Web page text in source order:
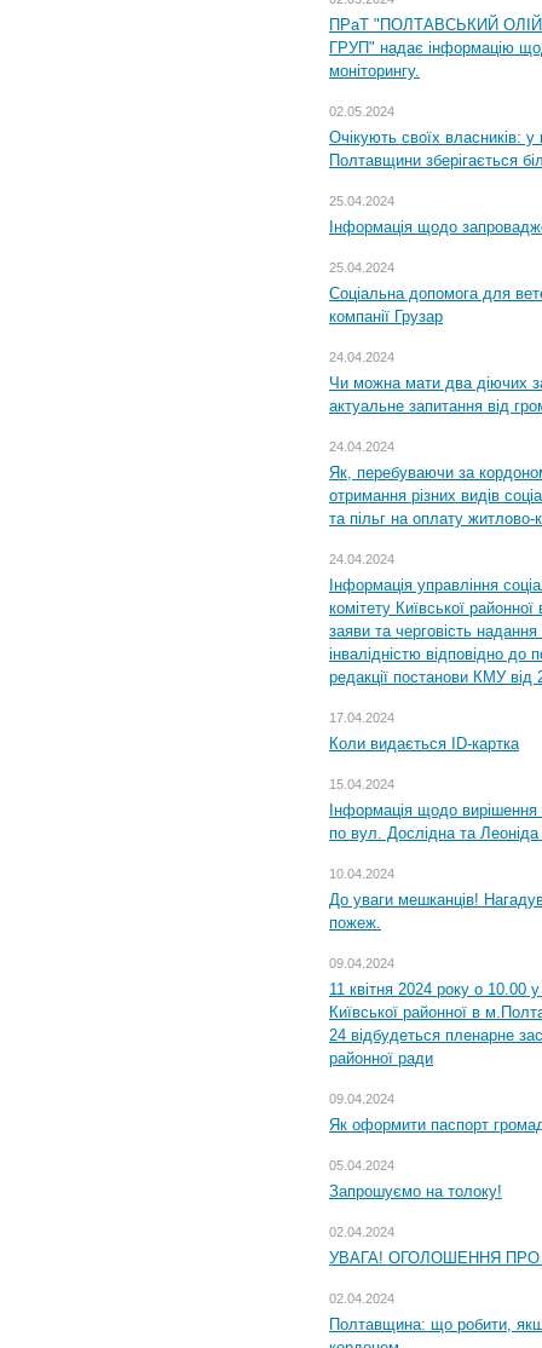
ПРаТ "ПОЛТАВСЬКИЙ
ГРУП" надає інформацію
моніторингу.
02.05.2024
Очікують своїх власників: у
Полтавщини зберігається
25.04.2024
Інформація щодо
25.04.2024
Соціальна допомога для
компанії Грузар
24.04.2024
Чи можна мати два діючих
актуальне запитання від
24.04.2024
Як, перебуваючи за
отримання різних видів
та пільг на оплату
24.04.2024
Інформація управління
комітету Київської
заяви та черговість надання
інвалідністю відповідно
редакції постанови КМУ
17.04.2024
Коли видається ID-картка
15.04.2024
Інформація щодо
по вул. Дослідна та Леоніда
10.04.2024
До уваги мешканців!
пожеж.
09.04.2024
11 квітня 2024 року о 10.00
Київської районної в
24 відбудеться пленарне
районної ради
09.04.2024
Як оформити паспорт
05.04.2024
Запрошуємо на толоку!
02.04.2024
УВАГА! ОГОЛОШЕННЯ
02.04.2024
Полтавщина: що робити,